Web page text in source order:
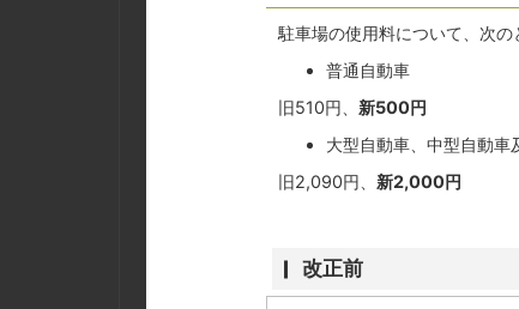
駐車場の使用料について、次の
普通自動車
旧510円、 新500円
大型自動車、中型自動車
旧2,090円、 新2,000円
改正前